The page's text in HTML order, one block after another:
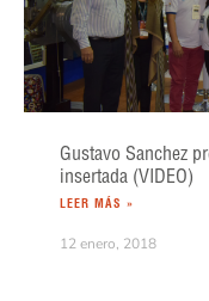
Gustavo Sanchez
insertada (VIDEO)
LEER MÁS »
12 enero, 2018